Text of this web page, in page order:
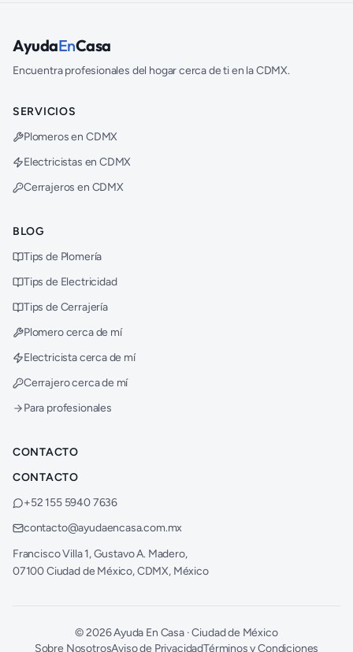
AyudaEnCasa
Encuentra profesionales del hogar cerca de ti en la CDMX.
SERVICIOS
Plomeros en CDMX
Electricistas en CDMX
Cerrajeros en CDMX
BLOG
Tips de Plomería
Tips de Electricidad
Tips de Cerrajería
Plomero cerca de mí
Electricista cerca de mí
Cerrajero cerca de mí
Para profesionales
CONTACTO
CONTACTO
+52 155 5940 7636
contacto@ayudaencasa.com.mx
Francisco Villa 1, Gustavo A. Madero,
07100 Ciudad de México, CDMX, México
©2026Ayuda En Casa · Ciudad de México
Sobre NosotrosAviso de PrivacidadTérminos y Condiciones